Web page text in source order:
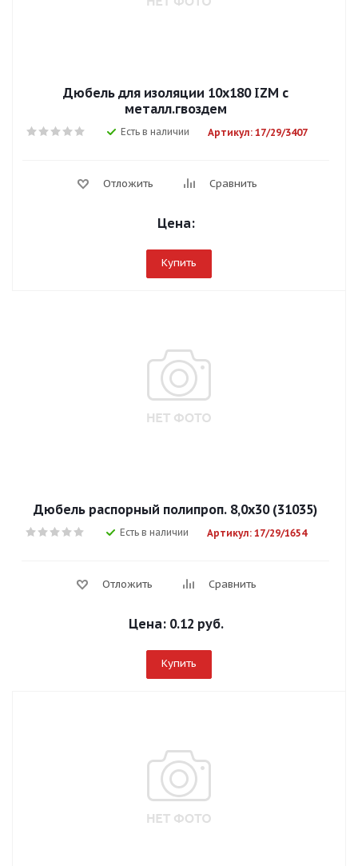
Дюбель для изоляции 10х180 IZM с
металл.гвоздем
Есть в наличии Артикул: 17/29/3407
Отложить Сравнить
Цена:
Купить
Дюбель распорный полипроп. 8,0х30 (31035)
Есть в наличии Артикул: 17/29/1654
Отложить Сравнить
Цена: 0.12 руб.
Купить